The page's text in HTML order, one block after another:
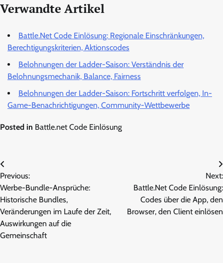
Verwandte Artikel
Battle.Net Code Einlösung: Regionale Einschränkungen,
Berechtigungskriterien, Aktionscodes
Belohnungen der Ladder-Saison: Verständnis der
Belohnungsmechanik, Balance, Fairness
Belohnungen der Ladder-Saison: Fortschritt verfolgen, In-
Game-Benachrichtigungen, Community-Wettbewerbe
Posted in Battle.net Code Einlösung
Post
navigation
Previous:
Werbe-Bundle-Ansprüche:
Historische Bundles,
Veränderungen im Laufe der Zeit,
Auswirkungen auf die
Gemeinschaft
Next:
Battle.Net Code Einlösung:
Codes über die App, den
Browser, den Client einlösen